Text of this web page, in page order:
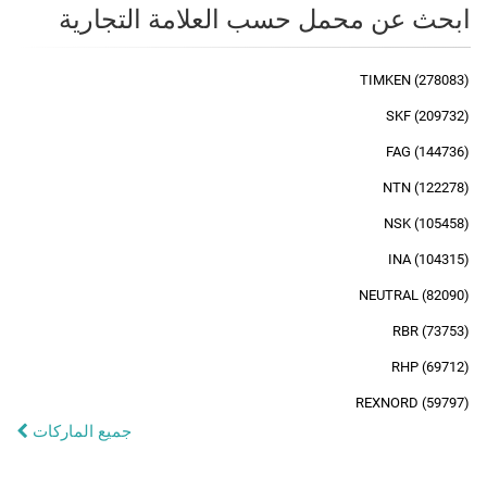
ابحث عن محمل حسب العلامة التجارية
TIMKEN (278083)
SKF (209732)
FAG (144736)
NTN (122278)
NSK (105458)
INA (104315)
NEUTRAL (82090)
RBR (73753)
RHP (69712)
REXNORD (59797)
جميع الماركات